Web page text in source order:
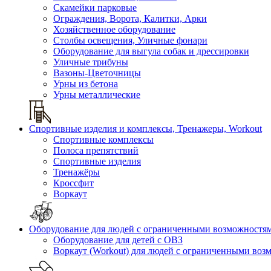
Скамейки парковые
Ограждения, Ворота, Калитки, Арки
Хозяйственное оборудование
Столбы освещения, Уличные фонари
Оборудование для выгула собак и дрессировки
Уличные трибуны
Вазоны-Цветочницы
Урны из бетона
Урны металлические
Спортивные изделия и комплексы, Тренажеры, Workout
Спортивные комплексы
Полоса препятствий
Спортивные изделия
Тренажёры
Кроссфит
Воркаут
Оборудование для людей с ограниченными
Оборудование для детей с ОВЗ
Воркаут (Workout) для людей с ограниченными